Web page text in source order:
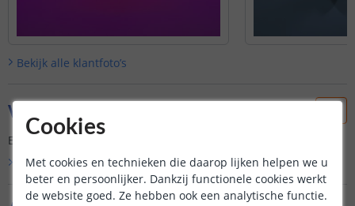
Bekijk alle klantfoto’s
Vraag & antwoord
Er is nog geen vraag gesteld over dit product.
Bekijk alle Vraag & antwoord
Cookies
Met cookies en technieken die daarop lijken helpen we u
beter en persoonlijker. Dankzij functionele cookies werkt
de website goed. Ze hebben ook een analytische functie.